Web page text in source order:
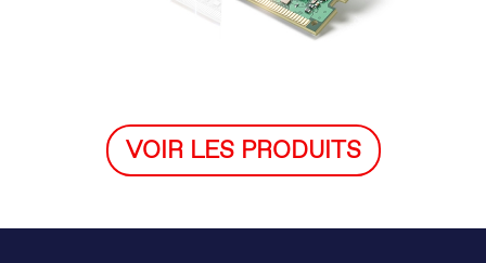
VOIR LES PRODUITS